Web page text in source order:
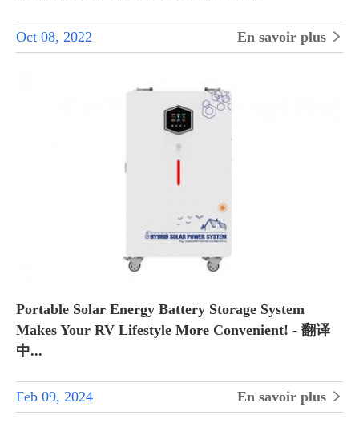
Oct 08, 2022 En savoir plus 
Portable Solar Energy Battery Storage System
Makes Your RV Lifestyle More Convenient! - 翻译
中...
Feb 09, 2024 En savoir plus 